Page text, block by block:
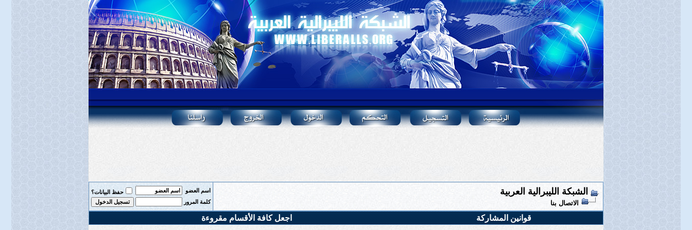
الشبكة الليبرالية العربية
الاتصال بنا
اسم العضو
حفظ البيانات؟
كلمة المرور
قوانين المشاركة اجعل كافة الأقسام مقروءة